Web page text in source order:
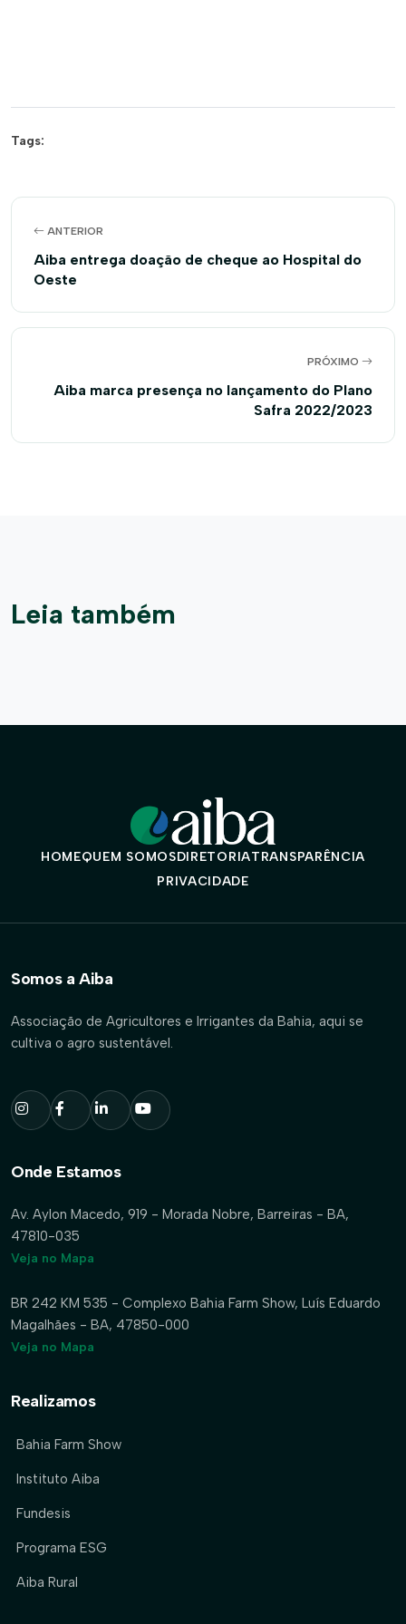
Tags:
ANTERIOR
Aiba entrega doação de cheque ao Hospital do
Oeste
PRÓXIMO
Aiba marca presença no lançamento do Plano
Safra 2022/2023
Leia também
HOMEQUEM SOMOSDIRETORIATRANSPARÊNCIA
PRIVACIDADE
Somos a Aiba
Associação de Agricultores e Irrigantes da Bahia, aqui se
cultiva o agro sustentável.
Onde Estamos
Av. Aylon Macedo, 919 - Morada Nobre, Barreiras - BA,
47810-035
Veja no Mapa
BR 242 KM 535 - Complexo Bahia Farm Show, Luís Eduardo
Magalhães - BA, 47850-000
Veja no Mapa
Realizamos
Bahia Farm Show
Instituto Aiba
Fundesis
Programa ESG
Aiba Rural